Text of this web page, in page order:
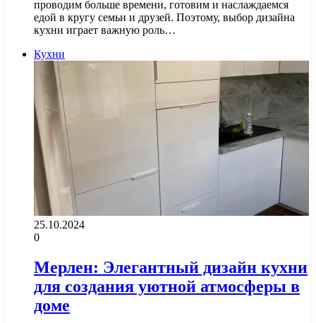
проводим больше времени, готовим и наслаждаемся
едой в кругу семьи и друзей. Поэтому, выбор дизайна
кухни играет важную роль…
Кухни
25.10.2024
0
Мерлен: Элегантный дизайн кухни
для создания уютной атмосферы в
доме